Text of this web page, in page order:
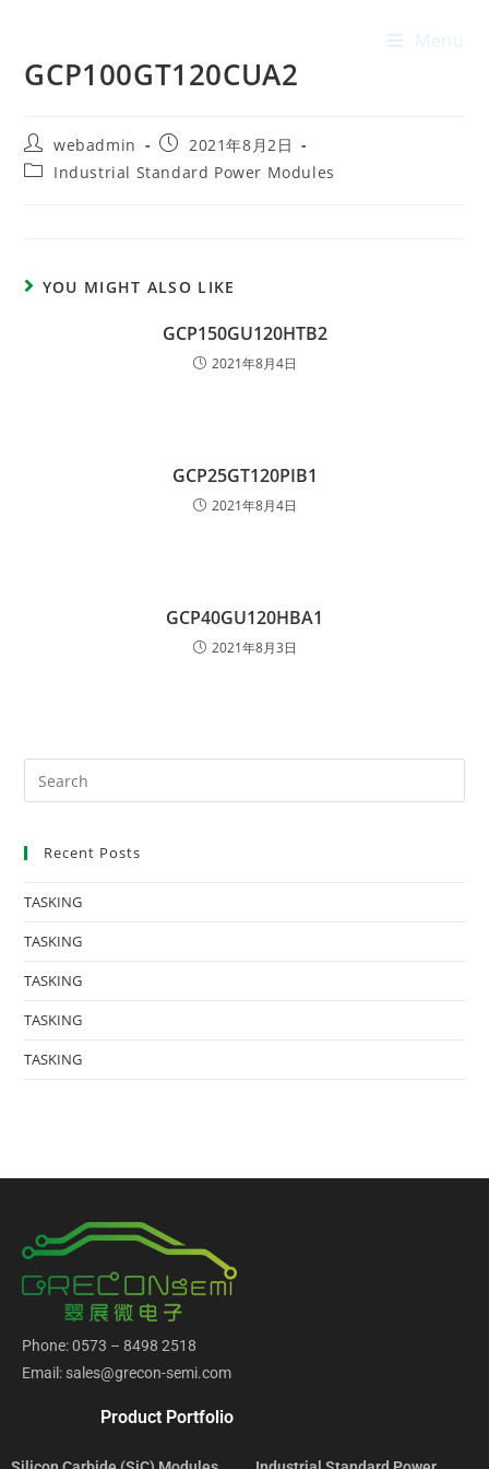
Menu
GCP100GT120CUA2
webadmin
2021年8月2日
Industrial Standard Power Modules
YOU MIGHT ALSO LIKE
GCP150GU120HTB2
2021年8月4日
GCP25GT120PIB1
2021年8月4日
GCP40GU120HBA1
2021年8月3日
Recent Posts
TASKING
TASKING
TASKING
TASKING
TASKING
Phone: 0573 – 8498 2518
Email: sales@grecon-semi.com
Product Portfolio